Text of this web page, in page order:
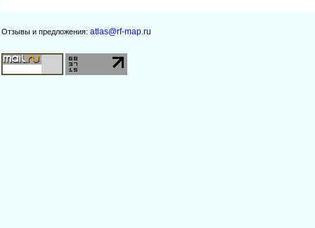
Отзывы и предложения: atlas@rf-map.ru